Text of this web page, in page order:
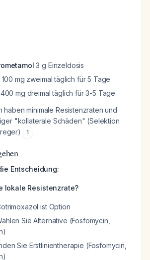
3 g Einzeldosis
100 mg zweimal täglich für 5 Tage
mg dreimal täglich für 3-5 Tage
haben minimale Resistenzraten und
"kollaterale Schäden" (Selektion
1 .
Entscheidung:
lokale Resistenzrate?
ist Option
Sie Alternative (Fosfomycin,
Sie Erstlinientherapie (Fosfomycin,